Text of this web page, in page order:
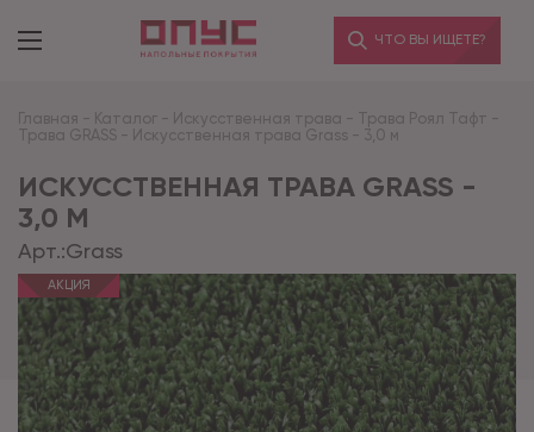
ЧТО ВЫ ИЩЕТЕ?
Главная - Каталог - Искусственная трава - Трава Роял Тафт -
Трава GRASS - Искусственная трава Grass - 3,0 м
ИСКУССТВЕННАЯ ТРАВА GRASS -
3,0 М
Арт.:Grass
АКЦИЯ